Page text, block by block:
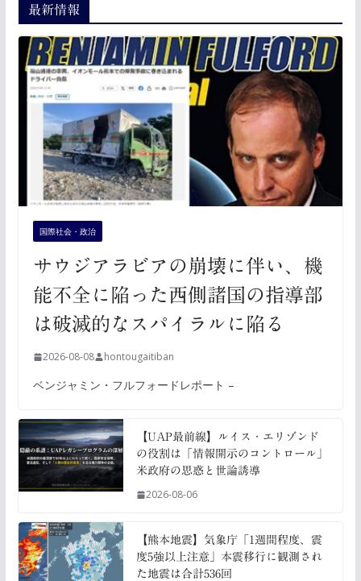
最新情報
国際社会・政治
サウジアラビアの崩壊に伴い、機
能不全に陥った西側諸国の指導部
は破滅的なスパイラルに陥る
2026-08-08 hontougaitiban
ベンジャミン・フルフォードレポート –
【UAP最前線】ルイス・エリゾンド
の役割は「情報開示のコントロール」
米政府の思惑と世論誘導
2026-08-06
【熊本地震】気象庁「1週間程度、震
度5強以上注意」本震移行に観測され
た地震は合計536回